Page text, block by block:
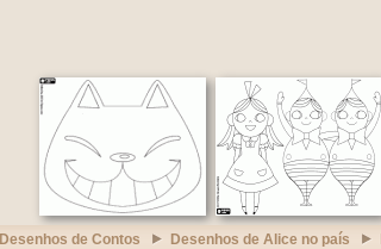
Desenhos de Contos Desenhos de Alice no país